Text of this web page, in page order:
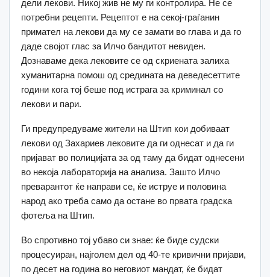
дели лекови. Никој жив не му ги контролира. Не се
потребни рецепти. Рецептот е на секој-граѓанин
примател на лекови да му се замати во глава и да го
даде својот глас за Илчо бандитот невиден.
Дознаваме дека лековите се од скриената залиха
хуманитарна помош од средината на деведесеттите
години кога тој беше под истрага за криминал со
лекови и пари.
Ги предупредуваме жители на Штип кои добиваат
лекови од Захариев лековите да ги однесат и да ги
пријават во полицијата за од таму да бидат однесени
во некоја лабораторија на анализа. Зашто Илчо
преварантот ќе направи се, ќе иструе и половина
народ ако треба само да остане во првата градска
фотеља на Штип.
Во спротивно тој убаво си знае: ќе биде судски
процесуиран, најголем дел од 40-те кривични пријави,
по десет на година во неговиот мандат, ќе бидат